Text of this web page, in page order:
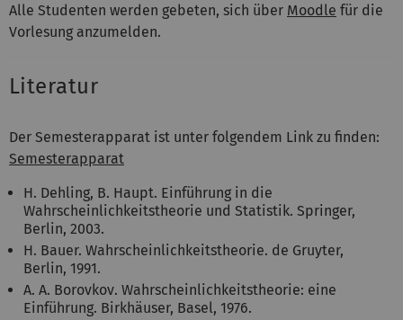
Alle Studenten werden gebeten, sich über Moodle für die
Vorlesung anzumelden.
Literatur
Der Semesterapparat ist unter folgendem Link zu finden:
Semesterapparat
H. Dehling, B. Haupt. Einführung in die
Wahrscheinlichkeitstheorie und Statistik. Springer,
Berlin, 2003.
H. Bauer. Wahrscheinlichkeitstheorie. de Gruyter,
Berlin, 1991.
A. A. Borovkov. Wahrscheinlichkeitstheorie: eine
Einführung. Birkhäuser, Basel, 1976.